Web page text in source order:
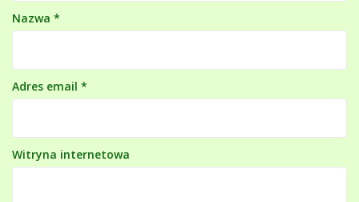
Nazwa *
Adres email *
Witryna internetowa